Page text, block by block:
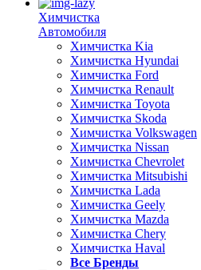
Химчистка
Автомобиля
Химчистка Kia
Химчистка Hyundai
Химчистка Ford
Химчистка Renault
Химчистка Toyota
Химчистка Skoda
Химчистка Volkswagen
Химчистка Nissan
Химчистка Chevrolet
Химчистка Mitsubishi
Химчистка Lada
Химчистка Geely
Химчистка Mazda
Химчистка Chery
Химчистка Haval
Все Бренды